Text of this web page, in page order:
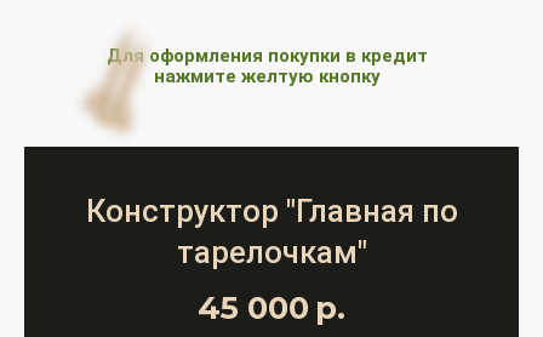
Для оформления покупки в кредит
нажмите желтую кнопку
Конструктор "Главная по
тарелочкам"
45 000 р.